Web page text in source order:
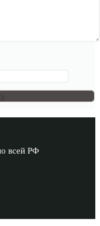
всей РФ